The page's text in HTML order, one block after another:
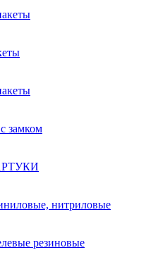
замком
нитриловые
резиновые